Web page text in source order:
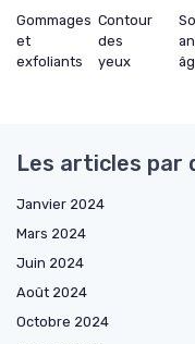
Gommages
et
exfoliants
Contour
des
yeux
Les articles par
Janvier 2024
Mars 2024
Juin 2024
Août 2024
Octobre 2024